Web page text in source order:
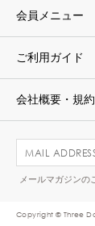
会員メニュー
ご利用ガイド
会社概要・規約
メールマガジンの
Copyright © Three